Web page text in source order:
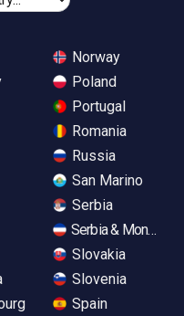
Norway
Poland
Portugal
Romania
Russia
San Marino
Serbia
Serbia &
Slovakia
Slovenia
Spain